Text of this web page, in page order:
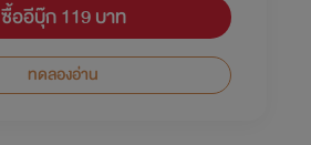
ซื้ออีบุ๊ก 119 บาท
ทดลองอ่าน